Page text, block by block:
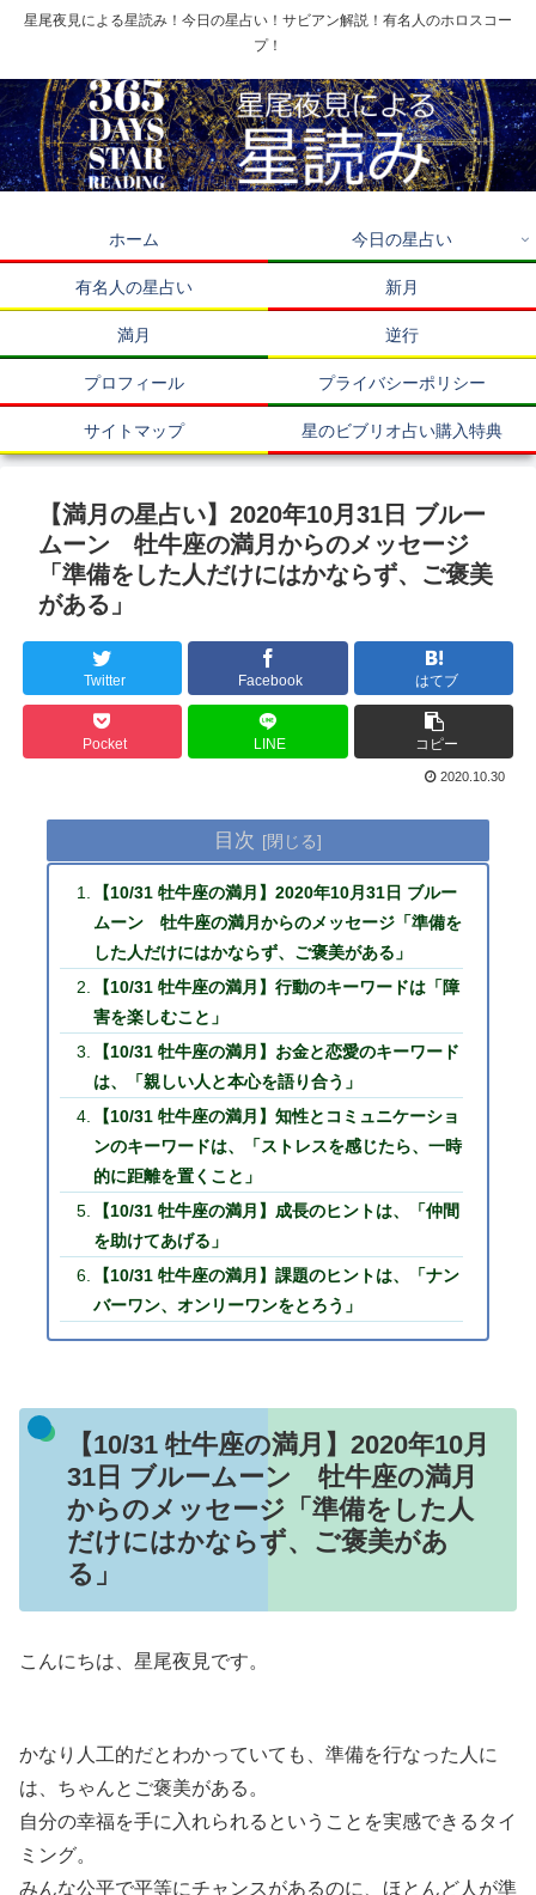
星尾夜見による星読み！今日の星占い！サビアン解説！有名人のホロスコー
プ！
ホーム 今日の星占い
有名人の星占い 新月
満月 逆行
プロフィール プライバシーポリシー
サイトマップ 星のビブリオ占い購入特典
【満月の星占い】2020年10月31日 ブルー
ムーン 牡牛座の満月からのメッセージ
「準備をした人だけにはかならず、ご褒美
がある」
Twitter Facebook はてブ
Pocket LINE コピー
2020.10.30
目次
【10/31 牡牛座の満月】2020年10月31日 ブルー
ムーン 牡牛座の満月からのメッセージ「準備を
した人だけにはかならず、ご褒美がある」
【10/31 牡牛座の満月】行動のキーワードは「障
害を楽しむこと」
【10/31 牡牛座の満月】お金と恋愛のキーワード
は、「親しい人と本心を語り合う」
【10/31 牡牛座の満月】知性とコミュニケーショ
ンのキーワードは、「ストレスを感じたら、一時
的に距離を置くこと」
【10/31 牡牛座の満月】成長のヒントは、「仲間
を助けてあげる」
【10/31 牡牛座の満月】課題のヒントは、「ナン
バーワン、オンリーワンをとろう」
【10/31 牡牛座の満月】2020年10月
31日 ブルームーン 牡牛座の満月
からのメッセージ「準備をした人
だけにはかならず、ご褒美があ
る」
こんにちは、星尾夜見です。
かなり人工的だとわかっていても、準備を行なった人に
は、ちゃんとご褒美がある。
自分の幸福を手に入れられるということを実感できるタイ
ミング。
みんな公平で平等にチャンスがあるのに、ほとんど人が準